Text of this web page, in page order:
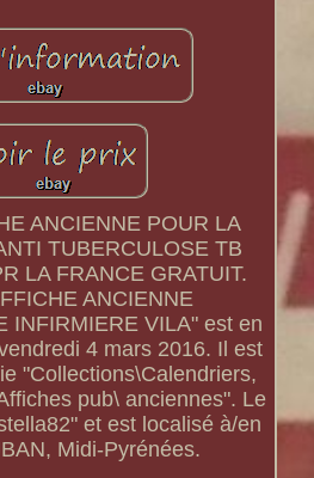
ANCIENNE POUR LA
TUBERCULOSE TB
LA FRANCE GRATUIT.
ANCIENNE
INFIRMIERE VILA" est en
4 mars 2016. Il est
"Collections\Calendriers,
pub\ anciennes". Le
et est localisé à/en
Midi-Pyrénées.